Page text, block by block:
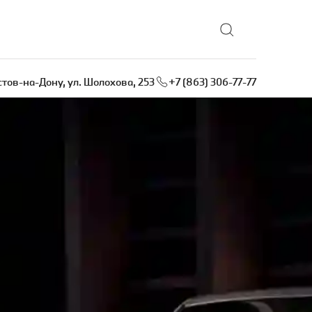
на-Дону, ул. Шолохова, 253 +7 (863) 306-77-77